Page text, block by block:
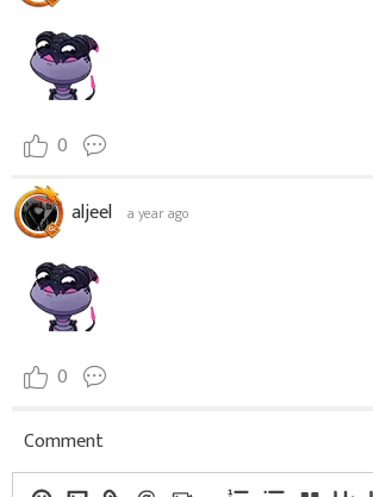
0
aljeel a year ago
0
Comment